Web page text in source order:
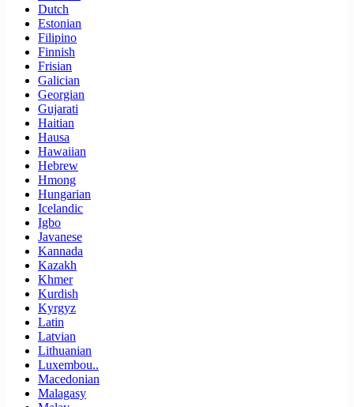
Dutch
Estonian
Filipino
Finnish
Frisian
Galician
Georgian
Gujarati
Haitian
Hausa
Hawaiian
Hebrew
Hmong
Hungarian
Icelandic
Igbo
Javanese
Kannada
Kazakh
Khmer
Kurdish
Kyrgyz
Latin
Latvian
Lithuanian
Luxembou..
Macedonian
Malagasy